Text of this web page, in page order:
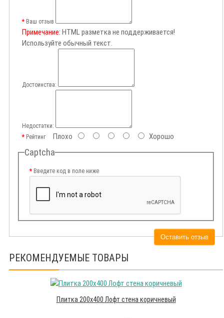
Ваш отзыв
Примечание: HTML разметка не поддерживается!
Используйте обычный текст.
Достоинства:
Недостатки:
РейтингПлохо Хорошо
Captcha
Введите код в поле ниже
Оставить отзыв
РЕКОМЕНДУЕМЫЕ ТОВАРЫ
Плитка 200х400 Лофт стена коричневый